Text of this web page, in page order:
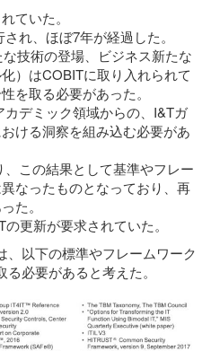
ていた。
れ、ほぼ7年が経過した。
技術の登場、ビジネス新たな
）はCOBITに取り入れられて
を取る必要があった。
カデミック領域からの、I&Tガ
ける洞察を組み込む必要があ
、この結果として基準やフレー
なったものとなっており、再
た。
更新が要求されていた。
、以下の標準やフレームワーク
必要があると考えた。